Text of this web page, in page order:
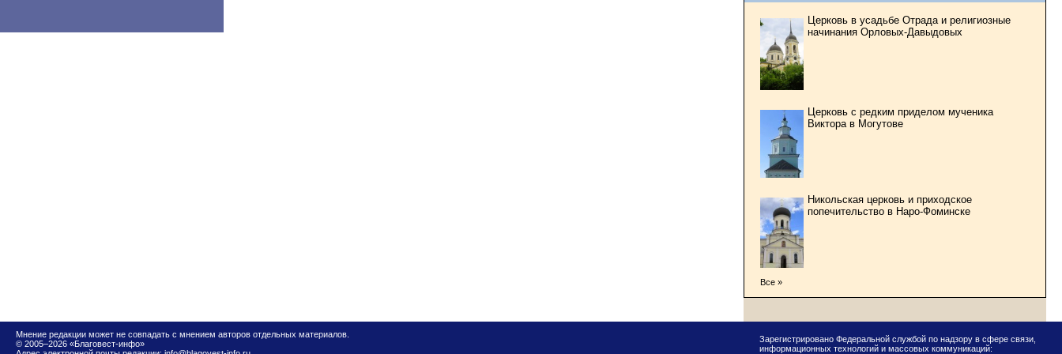
Церковь в усадьбе Отрада и религиозные
начинания Орловых-Давыдовых
Церковь с редким приделом мученика
Виктора в Могутове
Никольская церковь и приходское
попечительство в Наро-Фоминске
Все »
Мнение редакции может не совпадать с мнением авторов отдельных материалов.
© 2005–2026 «Благовест-инфо»
Зарегистрировано Федеральной службой по надзору в сфере связи,
информационных технологий и массовых коммуникаций: